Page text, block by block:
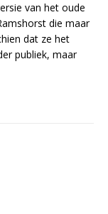
van het oude
die maar
dat ze het
publiek, maar